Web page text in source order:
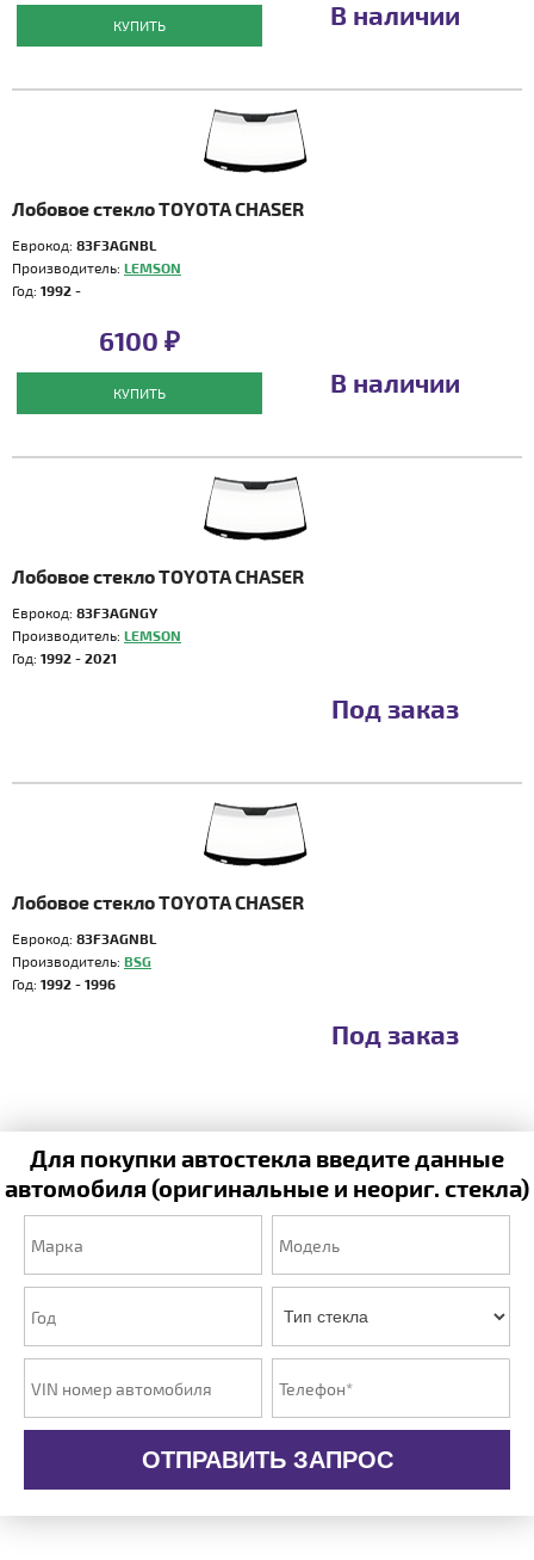
КУПИТЬ В наличии
Лобовое стекло TOYOTA CHASER
Еврокод: 83F3AGNBL
Производитель: LEMSON
Год: 1992 -
6100 ₽
КУПИТЬ В наличии
Лобовое стекло TOYOTA CHASER
Еврокод: 83F3AGNGY
Производитель: LEMSON
Год: 1992 - 2021
Под заказ
Лобовое стекло TOYOTA CHASER
Еврокод: 83F3AGNBL
Производитель: BSG
Год: 1992 - 1996
Под заказ
Для покупки автостекла введите данные
автомобиля (оригинальные и неориг. стекла)
ОТПРАВИТЬ ЗАПРОС